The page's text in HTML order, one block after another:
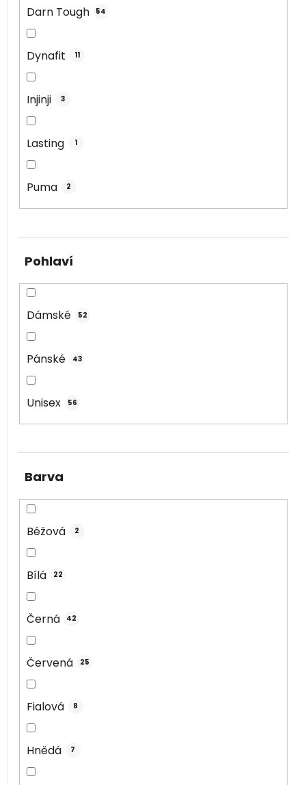
Darn Tough 54
Dynafit 11
Injinji 3
Lasting 1
Puma 2
Pohlaví
Dámské 52
Pánské 43
Unisex 56
Barva
Béžová 2
Bílá 22
Černá 42
Červená 25
Fialová 8
Hnědá 7